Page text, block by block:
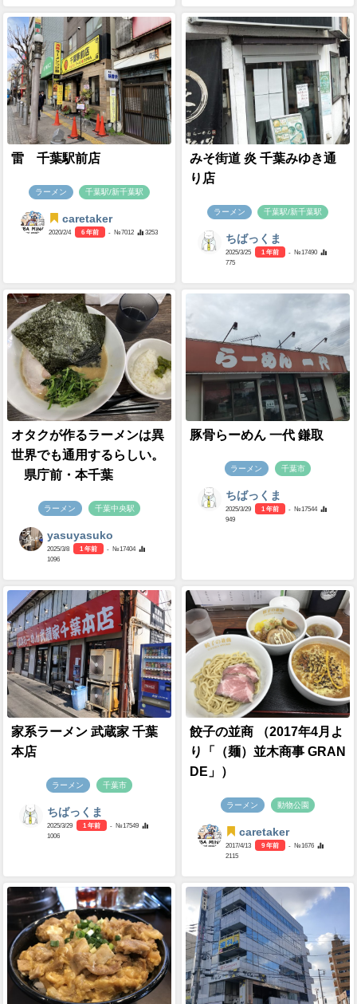
雷 千葉駅前店
ラーメン 千葉駅/新千葉駅
caretaker
2020/2/4 6 年前 - №7012 3253
みそ街道 炎 千葉みゆき通
り店
ラーメン 千葉駅/新千葉駅
ちばっくま
2025/3/25 1 年前
- №17490
775
オタクが作るラーメンは異
世界でも通用するらしい。
県庁前・本千葉
ラーメン 千葉中央駅
yasuyasuko
2025/3/8 1 年前
- №17404
1096
豚骨らーめん 一代 鎌取
ラーメン 千葉市
ちばっくま
2025/3/29 1 年前
- №17544
949
家系ラーメン 武蔵家 千葉
本店
ラーメン 千葉市
ちばっくま
2025/3/29 1 年前
- №17549
1006
餃子の並商 （2017年4月よ
り「（麺）並木商事 GRAN
DE」）
ラーメン 動物公園
caretaker
2017/4/13 9 年前
- №1676
2115